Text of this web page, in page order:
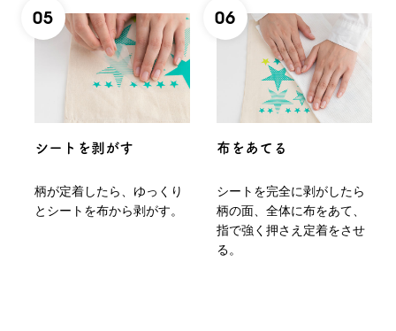
05
シートを剥がす
柄が定着したら、ゆっくり
とシートを布から剥がす。
06
布をあてる
シートを完全に剥がしたら
柄の面、全体に布をあて、
指で強く押さえ定着をさせ
る。